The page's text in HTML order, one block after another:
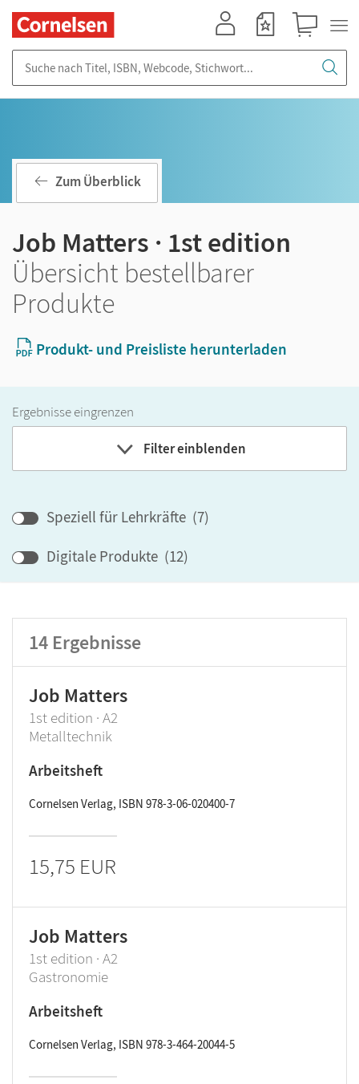
Zum Überblick
Job Matters · 1st edition
Übersicht bestellbarer
Produkte
Produkt- und Preisliste herunterladen
Ergebnisse eingrenzen
Filter einblenden
Klassenstufe
GER-Niveau
Speziell für Lehrkräfte (7)
Digitale Produkte (12)
14 Ergebnisse
Job Matters
1st edition · A2
Metalltechnik
Arbeitsheft
Cornelsen Verlag, ISBN 978-3-06-020400-7
15,75 EUR
Job Matters
1st edition · A2
Gastronomie
Arbeitsheft
Cornelsen Verlag, ISBN 978-3-464-20044-5